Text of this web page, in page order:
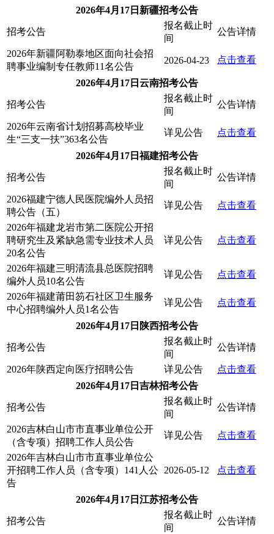
2026年4月17日新疆招考公告
招考公告
报名截止时
间
公告详情
2026年新疆阿勒泰地区面向社会招
聘事业编制专任教师11名公告
2026-04-23 点击查看
2026年4月17日云南招考公告
招考公告
报名截止时
间
公告详情
2026年云南省计划招募高校毕业
生“三支一扶”363名公告
详见公告 点击查看
2026年4月17日福建招考公告
招考公告
报名截止时
间
公告详情
2026福建宁德人民医院编外人员招
聘公告（五）
详见公告 点击查看
2026年福建龙岩市第二医院公开招
聘研究生及紧缺急需专业技术人员
20名公告
详见公告 点击查看
2026年福建三明清流县总医院招聘
编外人员10名公告
详见公告 点击查看
2026年福建莆田笏石社区卫生服务
中心招聘编外人员1名公告
详见公告 点击查看
2026年4月17日陕西招考公告
招考公告
报名截止时
间
公告详情
2026年陕西定向医疗招聘公告 详见公告
点击查看
2026年4月17日吉林招考公告
招考公告
报名截止时
间
公告详情
2026吉林白山市市直事业单位公开
（含专项）招聘工作人员公告
详见公告 点击查看
2026年吉林白山市市直事业单位公
开招聘工作人员（含专项）141人公
告
2026-05-12 点击查看
2026年4月17日江苏招考公告
招考公告
报名截止时
间
公告详情